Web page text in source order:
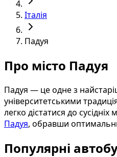
Італія
Падуя
Про місто Падуя
Падуя — це одне з
університетськими
легко дістатися до
Падуя, обравши
Популярні